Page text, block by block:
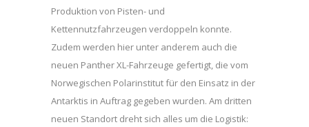
Produktion von Pisten- und
Kettennutzfahrzeugen verdoppeln konnte.
Zudem werden hier unter anderem auch die
neuen Panther XL-Fahrzeuge gefertigt, die vom
Norwegischen Polarinstitut für den Einsatz in der
Antarktis in Auftrag gegeben wurden. Am dritten
neuen Standort dreht sich alles um die Logistik: